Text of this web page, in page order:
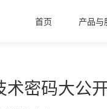
首页 产品与
术密码大公